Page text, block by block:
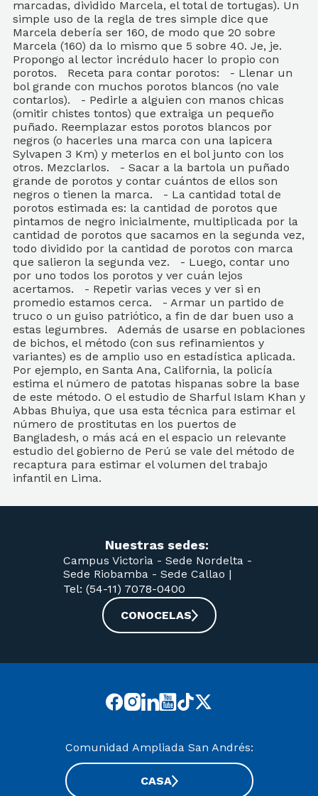
marcadas, dividido Marcela, el total de tortugas). Un
simple uso de la regla de tres simple dice que
Marcela debería ser 160, de modo que 20 sobre
Marcela (160) da lo mismo que 5 sobre 40. Je, je.
Propongo al lector incrédulo hacer lo propio con
porotos. Receta para contar porotos: - Llenar un
bol grande con muchos porotos blancos (no vale
contarlos). - Pedirle a alguien con manos chicas
(omitir chistes tontos) que extraiga un pequeño
puñado. Reemplazar estos porotos blancos por
negros (o hacerles una marca con una lapicera
Sylvapen 3 Km) y meterlos en el bol junto con los
otros. Mezclarlos. - Sacar a la bartola un puñado
grande de porotos y contar cuántos de ellos son
negros o tienen la marca. - La cantidad total de
porotos estimada es: la cantidad de porotos que
pintamos de negro inicialmente, multiplicada por la
cantidad de porotos que sacamos en la segunda vez,
todo dividido por la cantidad de porotos con marca
que salieron la segunda vez. - Luego, contar uno
por uno todos los porotos y ver cuán lejos
acertamos. - Repetir varias veces y ver si en
promedio estamos cerca. - Armar un partido de
truco o un guiso patriótico, a fin de dar buen uso a
estas legumbres. Además de usarse en poblaciones
de bichos, el método (con sus refinamientos y
variantes) es de amplio uso en estadística aplicada.
Por ejemplo, en Santa Ana, California, la policía
estima el número de patotas hispanas sobre la base
de este método. O el estudio de Sharful Islam Khan y
Abbas Bhuiya, que usa esta técnica para estimar el
número de prostitutas en los puertos de
Bangladesh, o más acá en el espacio un relevante
estudio del gobierno de Perú se vale del método de
recaptura para estimar el volumen del trabajo
infantil en Lima.
Nuestras sedes:
Campus Victoria - Sede Nordelta -
Sede Riobamba - Sede Callao |
Tel: (54-11) 7078-0400
CONOCELAS
Comunidad Ampliada San Andrés:
CASA